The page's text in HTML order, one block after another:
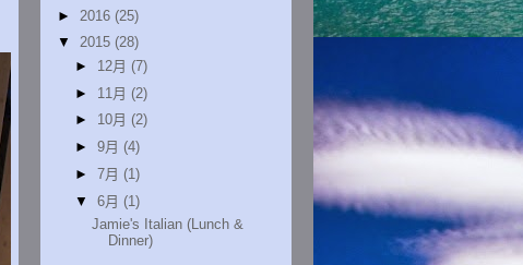
► 2016 (25)
▼ 2015 (28)
► 12月 (7)
► 11月 (2)
► 10月 (2)
► 9月 (4)
► 7月 (1)
▼ 6月 (1)
Jamie's Italian (Lunch &
Dinner)